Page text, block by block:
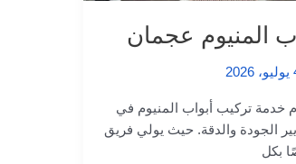
المنيوم عجمان
خدمة تركيب أبواب المنيوم في
الجودة والدقة. حيث يولي فريق
بكل